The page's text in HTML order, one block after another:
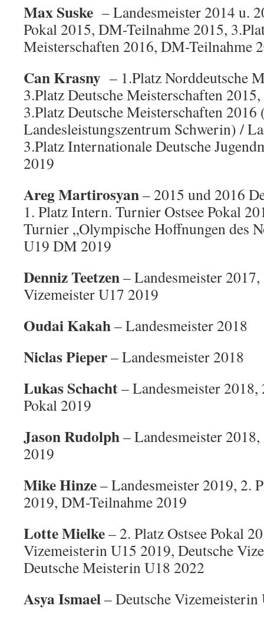
Max Suske – Landesmeister 2014 u.
Pokal 2015, DM-Teilnahme 2015,
Meisterschaften 2016, DM-Teilnahme
Can Krasny – 1.Platz Norddeutsche
3.Platz Deutsche Meisterschaften
3.Platz Deutsche Meisterschaften
Landesleistungszentrum Schwerin) /
3.Platz Internationale Deutsche
2019
Areg Martirosyan– 2015 und 2016
1. Platz Intern. Turnier Ostsee Pokal
Turnier „Olympische Hoffnungen des
U19 DM 2019
Denniz Teetzen– Landesmeister
Vizemeister U17 2019
Oudai Kakah– Landesmeister 2018
Niclas Pieper– Landesmeister 2018
Lukas Schacht– Landesmeister 2018,
Pokal 2019
Jason Rudolph– Landesmeister
2019
Mike Hinze– Landesmeister 2019, 2.
2019, DM-Teilnahme 2019
Lotte Mielke– 2. Platz Ostsee Pokal
Vizemeisterin U15 2019, Deutsche
Deutsche Meisterin U18 2022
Asya Ismael– Deutsche Vizemeisterin